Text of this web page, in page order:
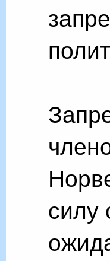
силу